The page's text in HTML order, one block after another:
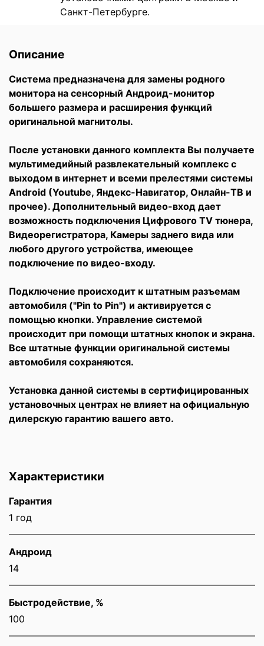
Санкт-Петербурге.
Описание
Система предназначена для замены родного
монитора на сенсорный Андроид-монитор
большего размера и расширения функций
оригинальной магнитолы.
После установки данного комплекта Вы получаете
мультимедийный развлекательный комплекс с
выходом в интернет и всеми прелестями системы
Android (Youtube, Яндекс-Навигатор, Онлайн-ТВ и
прочее). Дополнительный видео-вход дает
возможность подключения Цифрового TV тюнера,
Видеоpегистратора, Камеры заднего вида или
любого другого устройства, имеющее
подключение по видео-входу.
Подключение происходит к штатным разъемам
автомобиля ("Pin to Pin") и активируется с
помощью кнопки. Управление системой
происходит при помощи штатных кнопок и экрана.
Все штатные функции оригинальной системы
автомобиля сохраняются.
Установка данной системы в сертифицированных
установочных центрах не влияет на официальную
дилерскую гарантию вашего авто.
Характеристики
Гарантия
1 год
Андроид
14
Быстродействие, %
100